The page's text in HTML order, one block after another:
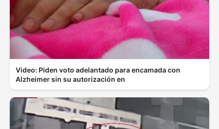
Video: Piden voto adelantado para encamada con
Alzheimer sin su autorización en